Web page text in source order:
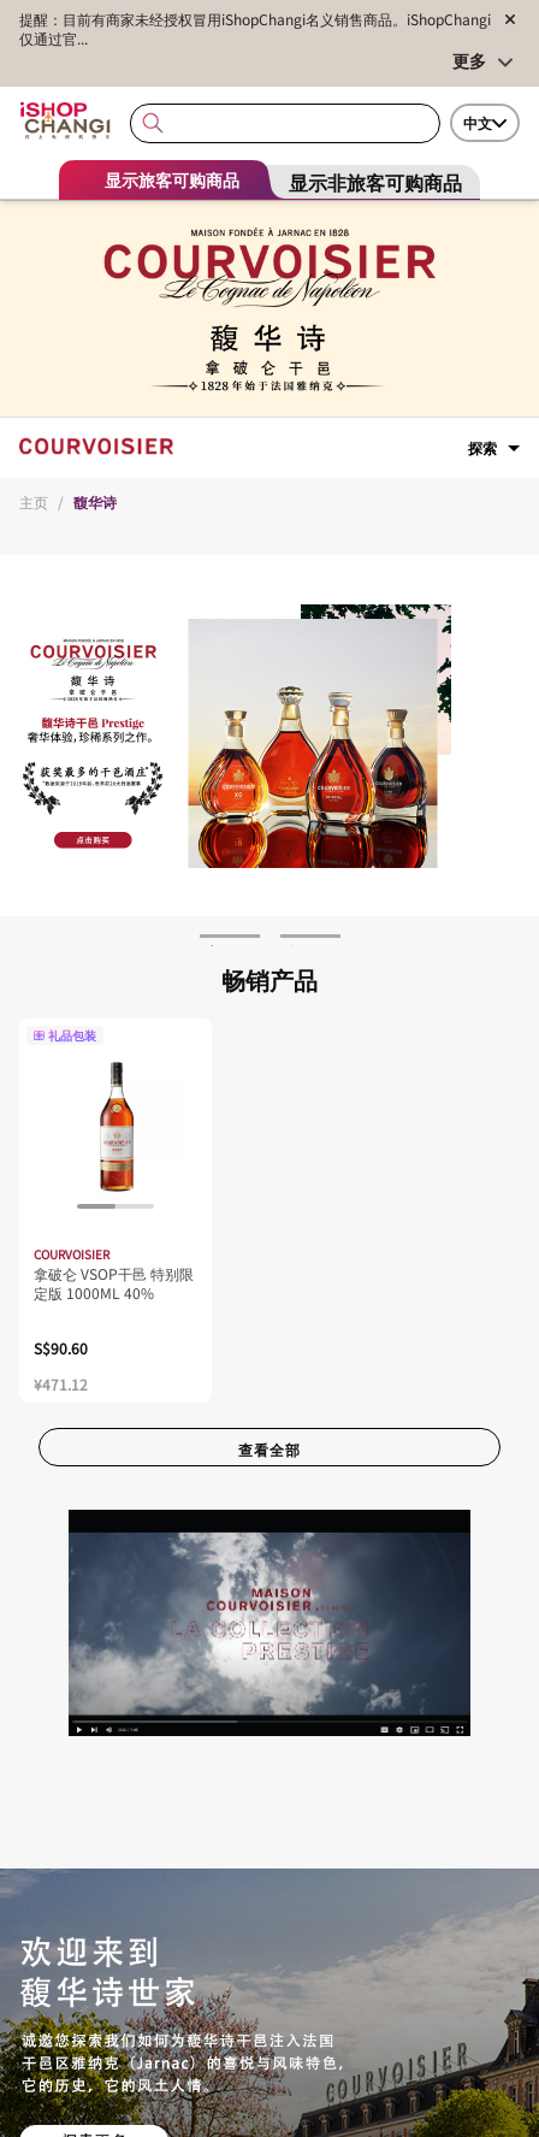
提醒：目前有商家未经授权冒用iShopChangi名义销售商品。iShopChangi
仅通过官...
更多
中文
显示旅客可购商品 显示非旅客可购商品
探索
主页 / 馥华诗
畅销产品
礼品包装
COURVOISIER
拿破仑 VSOP干邑 特别限
定版 1000ML 40%
S$90.60
¥471.12
查看全部